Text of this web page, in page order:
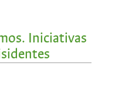
Iniciativas